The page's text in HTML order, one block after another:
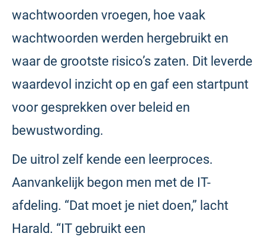
wachtwoorden vroegen, hoe vaak
wachtwoorden werden hergebruikt en
waar de grootste risico’s zaten. Dit leverde
waardevol inzicht op en gaf een startpunt
voor gesprekken over beleid en
bewustwording.
De uitrol zelf kende een leerproces.
Aanvankelijk begon men met de IT-
afdeling. “Dat moet je niet doen,” lacht
Harald. “IT gebruikt een